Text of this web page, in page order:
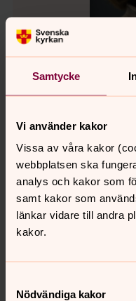
Samtycke
Vi använder kakor
Vissa av våra kakor
webbplatsen ska
analys och kakor som
samt kakor som
länkar vidare till andra
kakor.
Nödvändiga kakor
Stiftsantikvarie,
Direkt:013-24 26 77
E-post: